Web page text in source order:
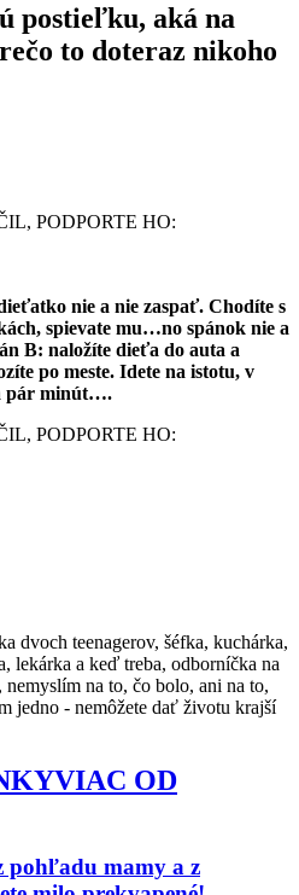
postieľku, aká na
to doteraz nikoho
PODPORTE HO:
nie a nie zaspať. Chodíte s
spievate mu…no spánok nie a
B: naložíte dieťa do auta a
po meste. Idete na istotu, v
pár minút….
PODPORTE HO:
dvoch teenagerov, šéfka, kuchárka,
lekárka a keď treba, odborníčka na
na to, čo bolo, ani na to,
jedno - nemôžete dať životu krajší
VIAC OD
pohľadu mamy a z